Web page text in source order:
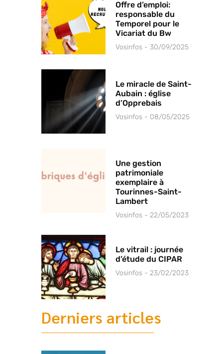
Offre d’emploi:
responsable du
Temporel pour le
Vicariat du Bw
Vosinfos 30/09/2025
Le miracle de Saint-
Aubain : église
d’Opprebais
Vosinfos 08/05/2025
Une gestion
patrimoniale
exemplaire à
Tourinnes-Saint-
Lambert
Vosinfos 22/05/2023
Le vitrail : journée
d’étude du CIPAR
Vosinfos 23/02/2023
Derniers articles